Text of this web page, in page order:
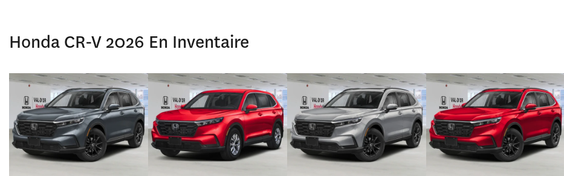
Honda CR-V 2026 En Inventaire